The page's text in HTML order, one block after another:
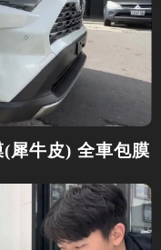
犀牛皮) 全車包膜